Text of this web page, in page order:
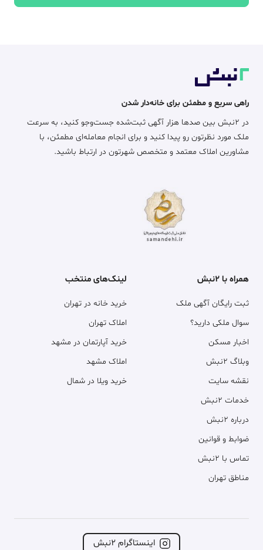
راهی سریع و مطمئن برای خانه‌دار شدن
در ۲نبش بین صدها هزار آگهی ثبت‌شده جست‌وجو کنید، به سرعت
ملک مورد نظرتون رو پیدا کنید و برای انجام معامله‌ای مطمئن، با
مشاورین املاک معتمد و متخصص شهرتون در ارتباط باشید.
همراه با ۲نبش
ثبت رایگان آگهی ملک
سوال ملکی دارید؟
اخبار مسکن
وبلاگ ۲نبش
نقشه سایت
خدمات ۲نبش
درباره ۲نبش
ضوابط و قوانین
تماس با ۲نبش
مناطق تهران
لینک‌های منتخب
خرید خانه در تهران
املاک تهران
خرید آپارتمان در مشهد
املاک مشهد
خرید ویلا در شمال
اینستاگرام ۲نبش